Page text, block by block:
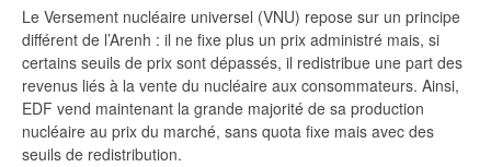
Le Versement nucléaire universel (VNU) repose sur un principe
différent de l’Arenh : il ne fixe plus un prix administré mais, si
certains seuils de prix sont dépassés, il redistribue une part des
revenus liés à la vente du nucléaire aux consommateurs. Ainsi,
EDF vend maintenant la grande majorité de sa production
nucléaire au prix du marché, sans quota fixe mais avec des
seuils de redistribution.